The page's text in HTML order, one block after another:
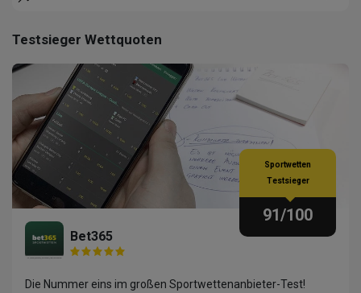
Testsieger Wettquoten
Bet365
Sportwetten
Testsieger
91/100
Die Nummer eins im großen Sportwettenanbieter-Test!